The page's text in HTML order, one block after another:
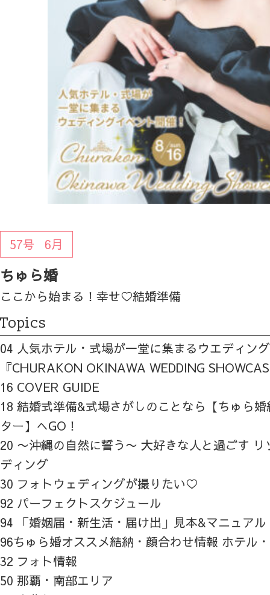
57号 6月
ちゅら婚
ここから始まる！幸せ♡結婚準備
Topics
04 人気ホテル・式場が一堂に集まるウエディン
『CHURAKON OKINAWA WEDDING
16 COVER GUIDE
18 結婚式準備&式場さがしのことなら【ちゅら
ター】へGO！
20 〜沖縄の自然に誓う〜 大好きな人と過ごす
ディング
30 フォトウェディングが撮りたい♡
92 パーフェクトスケジュール
94 「婚姻届・新生活・届け出」見本&マニュアル
96ちゅら婚オススメ結納・顔合わせ情報 ホテル
32 フォト情報
50 那覇・南部エリア